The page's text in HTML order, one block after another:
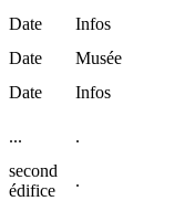
Date
Infos
Date
Musée
Date Infos
... .
second
édifice
.